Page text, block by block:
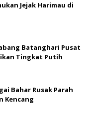
Jejak Harimau di
Batanghari Pusat
Tingkat Putih
Bahar Rusak Parah
Kencang